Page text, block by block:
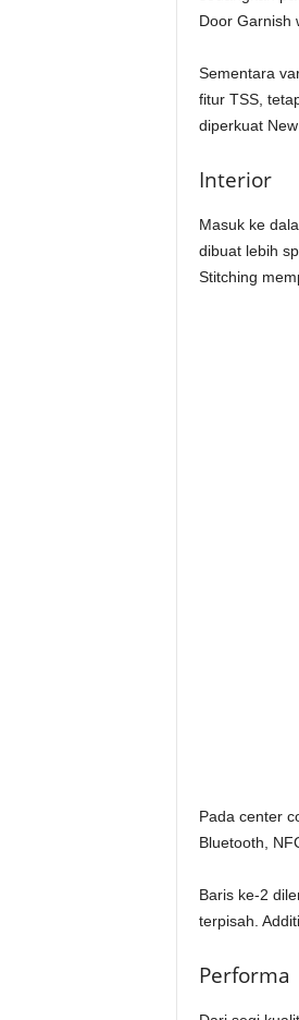
Door Garnish
Sementara
fitur TSS,
diperkuat
Interior
Masuk ke
dibuat lebih
Stitching
Pada center
Bluetooth,
Baris ke-2
terpisah.
Performa